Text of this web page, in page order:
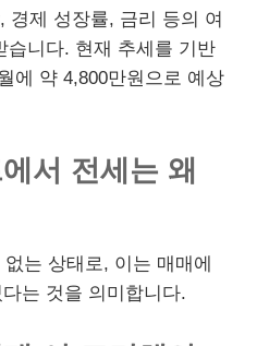
경제 성장률, 금리 등의 여
습니다. 현재 추세를 기반
에 약 4,800만원으로 예상
서 전세는 왜
는 상태로, 이는 매매에
는 것을 의미합니다.